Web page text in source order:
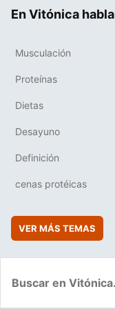
En Vitónica
Musculación
Proteínas
Dietas
Desayuno
Definición
cenas protéicas
VER MÁS TEMAS